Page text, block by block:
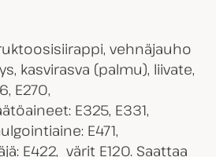
vehnäjauho
kasvirasva (palmu), liivate,
E270,
E325, E331,
E471,
E422, värit E120. Saattaa